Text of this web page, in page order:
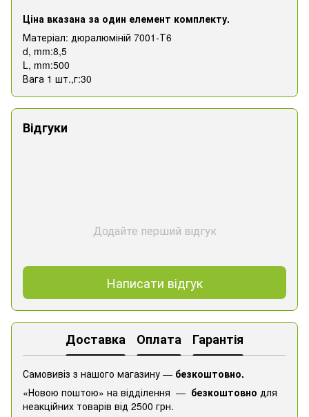
Ціна вказана за один елемент комплекту.
Матеріал: дюралюміній 7001-Т6
d, mm:8,5
L, mm:500
Вага 1 шт.,г:30
Відгуки
Додайте перший відгук
Написати відгук
Доставка Оплата Гарантія
Самовивіз з нашого магазину — безкоштовно.
«Новою поштою» на відділення — безкоштовно для
неакційних товарів від 2500 грн.